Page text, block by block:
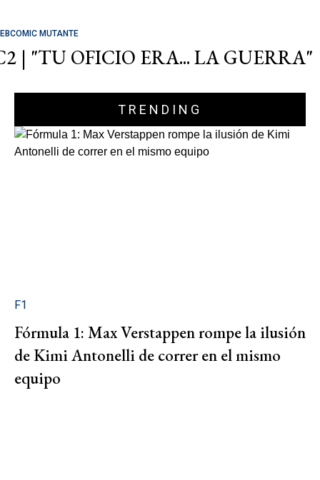
MUTANTE
| "TU OFICIO ERA... LA GUERRA"
TRENDING
F1
Fórmula 1: Max Verstappen rompe la ilusión
de Kimi Antonelli de correr en el mismo
equipo